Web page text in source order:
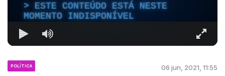
ESTE CONTEÚDO ESTÁ NESTE
MOMENTO INDISPONÍVEL
POLÍTICA 06 jun, 2021, 11:55